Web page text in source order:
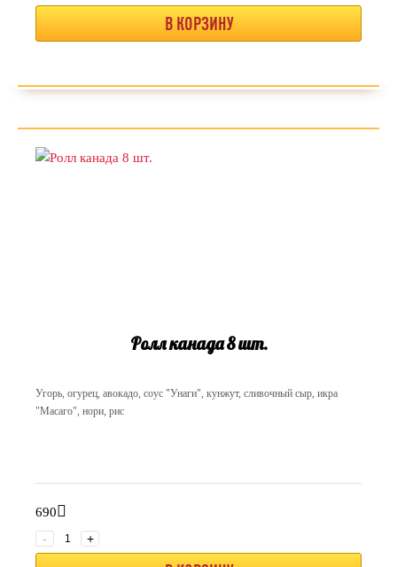
В КОРЗИНУ
Ролл канада 8 шт.
Угорь, огурец, авокадо, соус "Унаги", кунжут, сливочный сыр, икра
"Масаго", нори, рис
690
-
+